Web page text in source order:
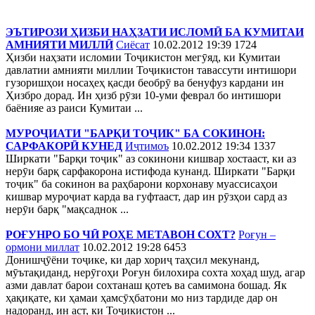
ЭЪТИРОЗИ ҲИЗБИ НАҲЗАТИ ИСЛОМӢ БА КУМИТАИ
АМНИЯТИ МИЛЛӢ Сиёсат 10.02.2012 19:39 1724
Ҳизби наҳзати исломии Тоҷикистон мегӯяд, ки Кумитаи
давлатии амнияти миллии Тоҷикистон тавассути интишори
гузоришҳои носаҳеҳ қасди беобрӯ ва бенуфуз кардани ин
Ҳизбро дорад. Ин ҳизб рӯзи 10-уми феврал бо интишори
баёнияе аз раиси Кумитаи ...
МУРОҶИАТИ "БАРҚИ ТОҶИК" БА СОКИНОН:
САРФАКОРӢ КУНЕД Иҷтимоъ 10.02.2012 19:34 1337
Ширкати "Барқи тоҷик" аз сокинони кишвар хостааст, ки аз
нерӯи барқ сарфакорона истифода кунанд. Ширкати "Барқи
тоҷик" ба сокинон ва раҳбарони корхонаву муассисаҳои
кишвар муроҷиат карда ва гуфтааст, дар ин рӯзҳои сард аз
нерӯи барқ "мақсаднок ...
РОҒУНРО БО ЧӢ РОҲЕ МЕТАВОН СОХТ? Роғун –
ормони миллат 10.02.2012 19:28 6453
Донишҷӯёни тоҷике, ки дар хориҷ таҳсил мекунанд,
мӯътақиданд, нерӯгоҳи Роғун билохира сохта хоҳад шуд, агар
азми давлат барои сохтанаш қотеъ ва самимона бошад. Як
ҳақиқате, ки ҳамаи ҳамсӯҳбатони мо низ тардиде дар он
надоранд, ин аст, ки Тоҷикистон ...